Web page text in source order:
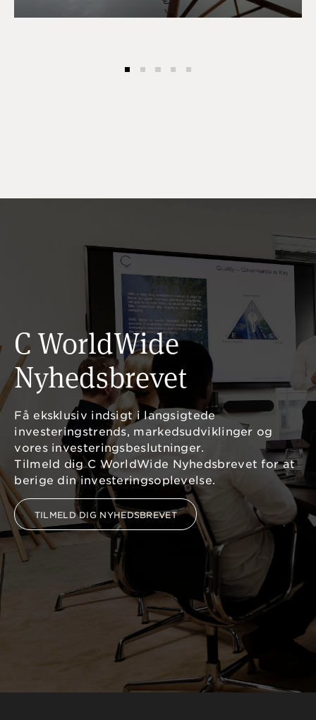
C WorldWide
Nyhedsbrevet
Få eksklusiv indsigt i langsigtede
investeringstrends, markedsudviklinger og
vores investeringsbeslutninger.
Tilmeld dig C WorldWide Nyhedsbrevet for at
berige din investeringsoplevelse.
TILMELD DIG NYHEDSBREVET